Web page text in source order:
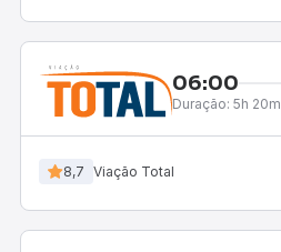
06:00
Duração: 5h 20m
8,7 Viação Total